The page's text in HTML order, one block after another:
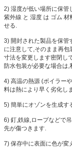
2) 湿度が低い場所に保管
紫外線 と 湿度 は ゴム 材
せる.
3) 開封された製品を保管
に注意して,そのまま再
寸法を変更します密閉し
防水包装が必要な場合は
4) 高温の熱源 (ボイラー
料は熱により早く劣化し
5) 簡単にオゾンを生成す
6) 釘,鉄線,ロープなどで
先が傷つきます.
7) 保存中に表面に色が変